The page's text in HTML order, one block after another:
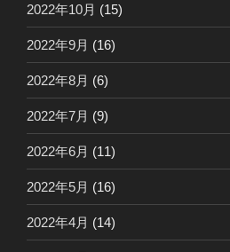
2022年10月 (15)
2022年9月 (16)
2022年8月 (6)
2022年7月 (9)
2022年6月 (11)
2022年5月 (16)
2022年4月 (14)